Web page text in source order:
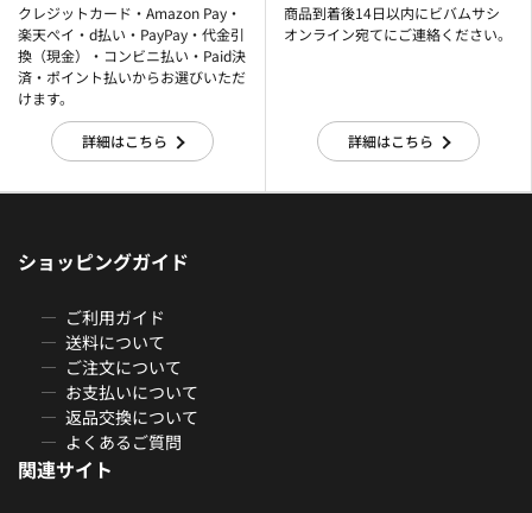
クレジットカード・Amazon Pay・
楽天ぺイ・d払い・PayPay・代金引
換（現金）・コンビニ払い・Paid決
済・ポイント払いからお選びいただ
けます。
詳細はこちら
商品到着後14日以内にビバムサシ
オンライン宛てにご連絡ください。
詳細はこちら
ショッピングガイド
ご利用ガイド
送料について
ご注文について
お支払いについて
返品交換について
よくあるご質問
関連サイト